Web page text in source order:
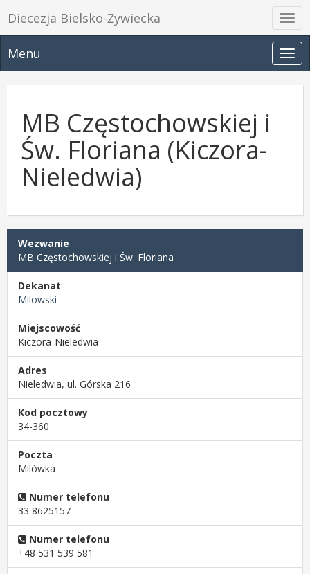
Diecezja Bielsko-Żywiecka
Menu
MB Częstochowskiej i
Św. Floriana (Kiczora-
Nieledwia)
Wezwanie
MB Częstochowskiej i Św. Floriana
Dekanat
Milowski
Miejscowość
Kiczora-Nieledwia
Adres
Nieledwia, ul. Górska 216
Kod pocztowy
34-360
Poczta
Milówka
Numer telefonu
33 8625157
Numer telefonu
+48 531 539 581